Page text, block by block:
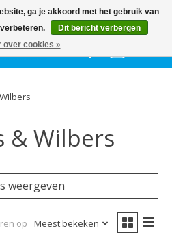
feestkleding & accessoires |
| Altijd gratis parkeren
Verlanglijst
& Wilbers
weergeven
op Meest bekeken
ga je akkoord met het gebruik van
Dit bericht verbergen
over cookies »